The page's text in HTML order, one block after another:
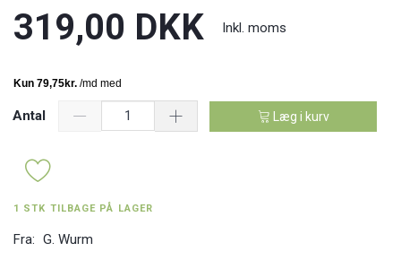
319,00 DKK Inkl. moms
Antal Læg i kurv
1 STK TILBAGE PÅ LAGER
Fra: G. Wurm